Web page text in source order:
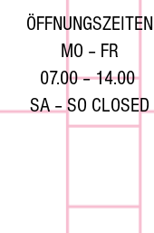
ÖFFNUNGSZEITEN
MO – FR
07.00 – 14.00
SA – SO CLOSED